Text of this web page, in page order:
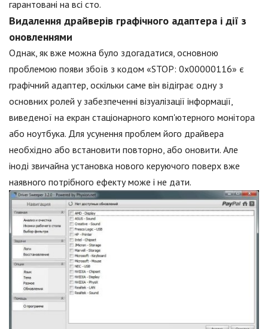
гарантовані на всі сто.
Видалення драйверів графічного адаптера і дії з
оновленнями
Однак, як вже можна було здогадатися, основною
проблемою появи збоїв з кодом «STOP: 0x00000116» є
графічний адаптер, оскільки саме він відіграє одну з
основних ролей у забезпеченні візуалізації інформації,
виведеної на екран стаціонарного комп'ютерного монітора
або ноутбука. Для усунення проблем його драйвера
необхідно або встановити повторно, або оновити. Але
іноді звичайна установка нового керуючого поверх вже
наявного потрібного ефекту може і не дати.